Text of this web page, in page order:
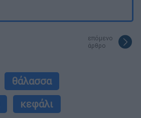
επόμενο
άρθρο
θάλασσα
κεφάλι